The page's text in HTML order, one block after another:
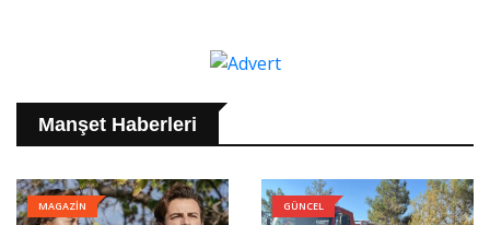
Manşet Haberleri
MAGAZİN GÜNCEL